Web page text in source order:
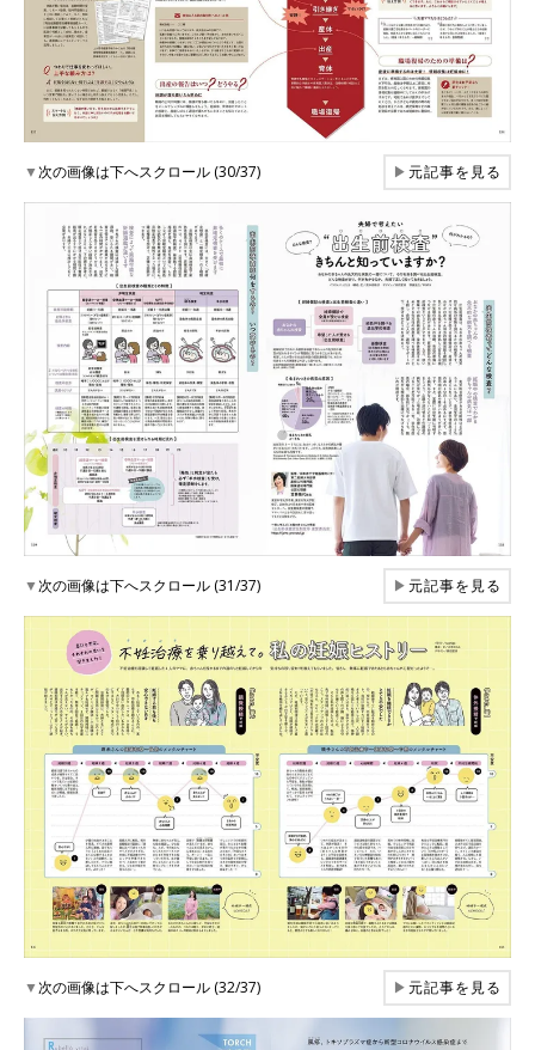
▼次の画像は下へスクロール (30/37) ▶元記事を見る
▼次の画像は下へスクロール (31/37) ▶元記事を見る
▼次の画像は下へスクロール (32/37) ▶元記事を見る